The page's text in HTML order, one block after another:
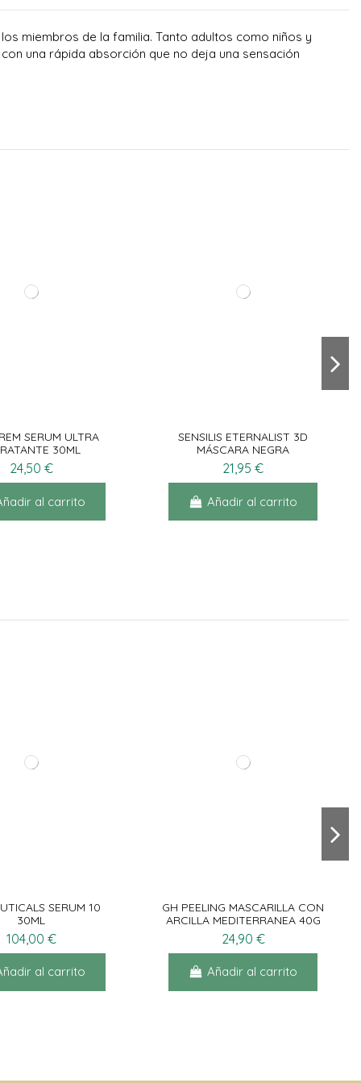
miembros de la familia. Tanto adultos como niños y
una rápida absorción que no deja una sensación
SERUM ULTRA
30ML
24,50 €
al carrito
SENSILIS ETERNALIST 3D
MÁSCARA NEGRA
21,95 €
Añadir al carrito
SERUM 10
30ML
104,00 €
al carrito
GH PEELING MASCARILLA CON
ARCILLA MEDITERRANEA 40G
24,90 €
Añadir al carrito